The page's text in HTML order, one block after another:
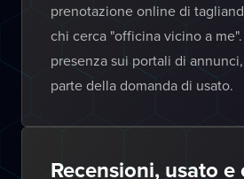
prenotazione online di
chi cerca "officina vicino a
presenza sui portali di
parte della domanda di usato.
Recensioni, usato